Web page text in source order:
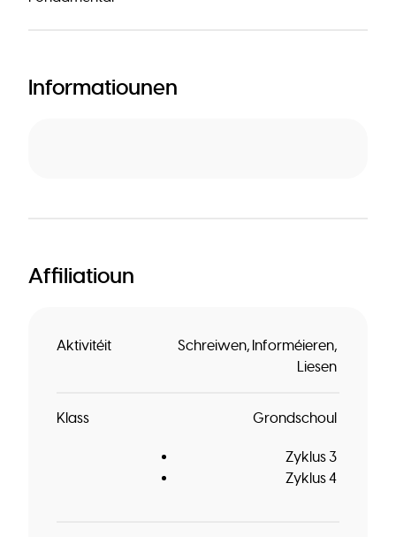
Informatiounen
Affiliatioun
Aktivitéit Schreiwen Informéieren
Liesen
Klass Grondschoul
Zyklus 3
Zyklus 4